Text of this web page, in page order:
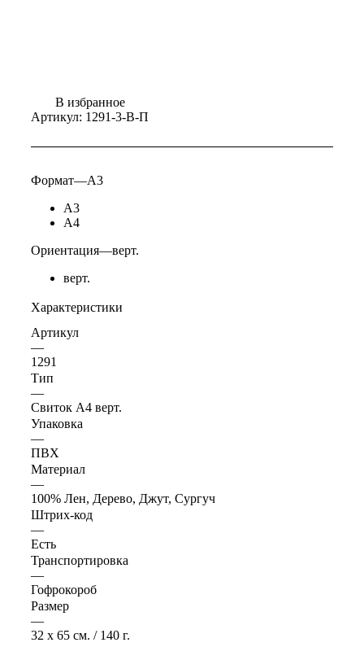
В избранное
Артикул: 1291-3-В-П
Формат—А3
А3
А4
Ориентация—верт.
верт.
Характеристики
Артикул
—
1291
Тип
—
Свиток А4 верт.
Упаковка
—
ПВХ
Материал
—
100% Лен, Дерево, Джут, Сургуч
Штрих-код
—
Есть
Транспортировка
—
Гофрокороб
Размер
—
32 x 65 см. / 140 г.